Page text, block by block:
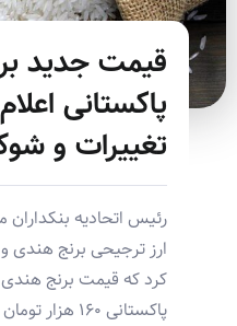
قیمت جدید
پاکستانی
تغییرات و
رئیس اتحادیه
ارز ترجیحی برنج هندی
پاکستانی